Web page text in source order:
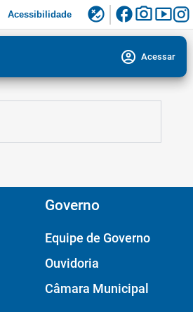
Acessibilidade flaky facebookphoto_camerasmart_display
account_circle Acessar
Governo
Equipe de Governo
Ouvidoria
Câmara Municipal